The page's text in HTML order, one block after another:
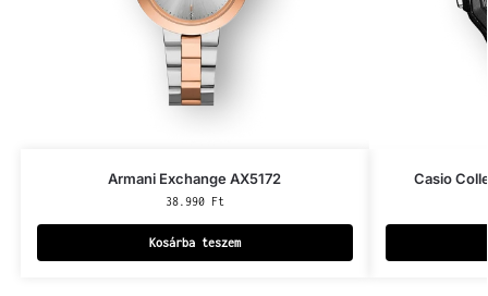
Armani Exchange AX5172
38.990 Ft
Kosárba teszem
Casio